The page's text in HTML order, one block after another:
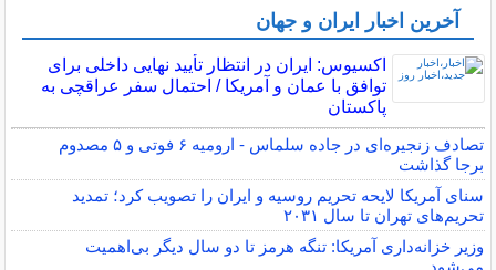
آخرین اخبار ایران و جهان
اکسیوس: ایران در انتظار تأیید نهایی داخلی برای
توافق با عمان و آمریکا / احتمال سفر عراقچی به
پاکستان
تصادف زنجیره‌ای در جاده سلماس - ارومیه ۶ فوتی و ۵ مصدوم
برجا گذاشت
سنای آمریکا لایحه تحریم روسیه و ایران را تصویب کرد؛ تمدید
تحریم‌های تهران تا سال ۲۰۳۱
وزیر خزانه‌داری آمریکا: تنگه هرمز تا دو سال دیگر بی‌اهمیت